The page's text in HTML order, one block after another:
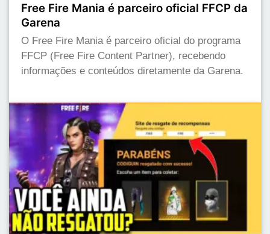
Free Fire Mania é parceiro oficial FFCP da
Garena
O Free Fire Mania é parceiro oficial do programa
FFCP (Free Fire Content Partner), recebendo
informações e conteúdos diretamente da Garena.